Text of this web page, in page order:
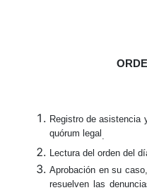
Registro de asistencia
quórum legal.
Lectura del orden del
Aprobación en su
resuelven las